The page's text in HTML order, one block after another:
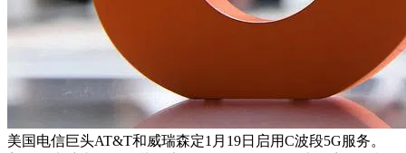
美国电信巨头AT&T和威瑞森定1月19日启用C波段5G服务。